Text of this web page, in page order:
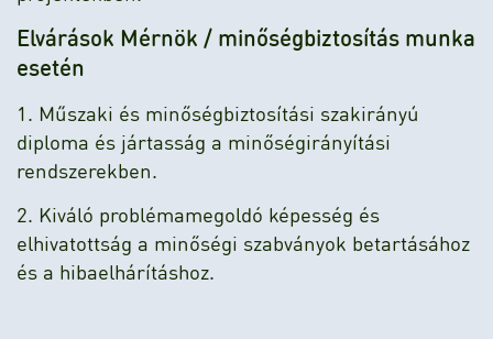
Elvárások Mérnök / minőségbiztosítás munka
esetén
1. Műszaki és minőségbiztosítási szakirányú
diploma és jártasság a minőségirányítási
rendszerekben.
2. Kiváló problémamegoldó képesség és
elhivatottság a minőségi szabványok betartásához
és a hibaelhárításhoz.